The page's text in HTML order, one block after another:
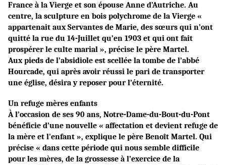
France à la Vierge et son épouse Anne d’Autriche. Au
centre, la sculpture en bois polychrome de la Vierge «
appartenait aux Servantes de Marie, des sœurs qui n’ont
quitté la rue du 14-Juillet qu’en 1903 et qui ont fait
prospérer le culte marial », précise le père Martel.
Aux pieds de l’absidiole est scellée la tombe de l’abbé
Hourcade, qui après avoir réussi le pari de transporter
une église, désira y reposer pour l’éternité.
Un refuge mères enfants
À l’occasion de ses 90 ans, Notre-Dame-du-Bout-du-Pont
bénéficie d’une nouvelle « affectation et devient refuge de
la mère et l'enfant », explique le père Benoît Martel. Qui
précise « dans cette période qui nous semble difficile
pour les mères, de la grossesse à l’exercice de la